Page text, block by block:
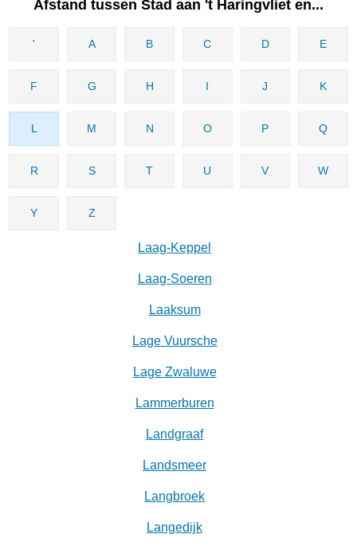
Afstand tussen Stad aan 't Haringvliet en...
' A B C D E
F G H I J K
L M N O P Q
R S T U V W
Y Z
Laag-Keppel
Laag-Soeren
Laaksum
Lage Vuursche
Lage Zwaluwe
Lammerburen
Landgraaf
Landsmeer
Langbroek
Langedijk